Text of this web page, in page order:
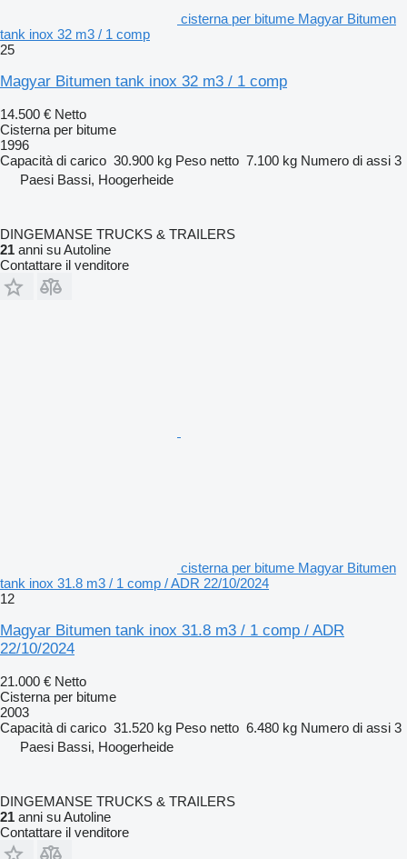
cisterna per bitume Magyar Bitumen
tank inox 32 m3 / 1 comp
25
Magyar Bitumen tank inox 32 m3 / 1 comp
14.500 € Netto
Cisterna per bitume
1996
Capacità di carico 30.900 kg Peso netto 7.100 kg Numero di assi 3
Paesi Bassi, Hoogerheide
DINGEMANSE TRUCKS & TRAILERS
21 anni su Autoline
Contattare il venditore
cisterna per bitume Magyar Bitumen
tank inox 31.8 m3 / 1 comp / ADR 22/10/2024
12
Magyar Bitumen tank inox 31.8 m3 / 1 comp / ADR
22/10/2024
21.000 € Netto
Cisterna per bitume
2003
Capacità di carico 31.520 kg Peso netto 6.480 kg Numero di assi 3
Paesi Bassi, Hoogerheide
DINGEMANSE TRUCKS & TRAILERS
21 anni su Autoline
Contattare il venditore